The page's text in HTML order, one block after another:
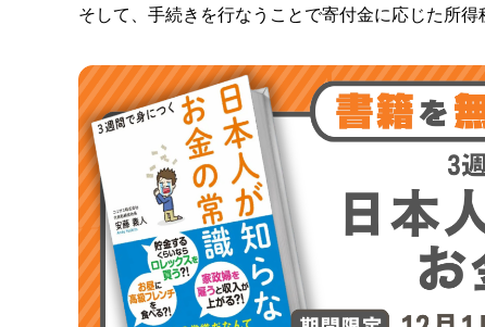
そして、手続きを行なうことで寄付金に応じた所得